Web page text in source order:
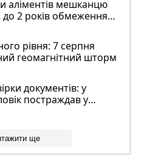
аліментів мешканцю
2 років обмеження
рівня: 7 серпня
геомагнітний шторм
документів: у
постраждав у
ще